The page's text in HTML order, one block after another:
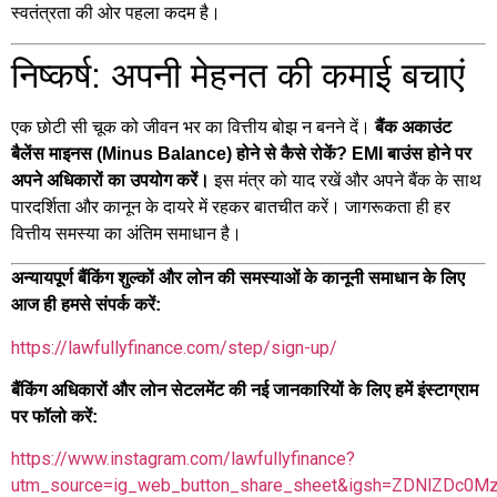
स्वतंत्रता की ओर पहला कदम है।
निष्कर्ष: अपनी मेहनत की कमाई बचाएं
एक छोटी सी चूक को जीवन भर का वित्तीय बोझ न बनने दें।बैंक अकाउंट
बैलेंस माइनस (Minus Balance) होने से कैसे रोकें? EMI बाउंस होने पर
अपने अधिकारों का उपयोग करें। इस मंत्र को याद रखें और अपने बैंक के साथ
पारदर्शिता और कानून के दायरे में रहकर बातचीत करें। जागरूकता ही हर
वित्तीय समस्या का अंतिम समाधान है।
अन्यायपूर्ण बैंकिंग शुल्कों और लोन की समस्याओं के कानूनी समाधान के लिए
आज ही हमसे संपर्क करें:
https://lawfullyfinance.com/step/sign-up/
बैंकिंग अधिकारों और लोन सेटलमेंट की नई जानकारियों के लिए हमें इंस्टाग्राम
पर फॉलो करें:
https://www.instagram.com/lawfullyfinance?